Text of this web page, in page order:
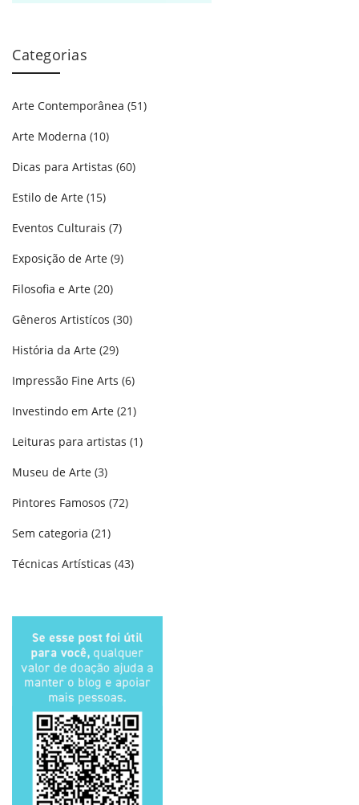
Categorias
Arte Contemporânea (51)
Arte Moderna (10)
Dicas para Artistas (60)
Estilo de Arte (15)
Eventos Culturais (7)
Exposição de Arte (9)
Filosofia e Arte (20)
Gêneros Artistícos (30)
História da Arte (29)
Impressão Fine Arts (6)
Investindo em Arte (21)
Leituras para artistas (1)
Museu de Arte (3)
Pintores Famosos (72)
Sem categoria (21)
Técnicas Artísticas (43)